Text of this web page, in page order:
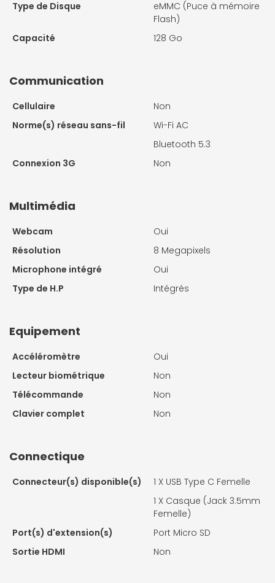
Type de Disque
eMMC (Puce à mémoire
Flash)
Capacité
128 Go
Communication
Cellulaire
Non
Norme(s) réseau sans-fil
Wi-Fi AC
Bluetooth 5.3
Connexion 3G
Non
Multimédia
Webcam
Oui
Résolution
8 Megapixels
Microphone intégré
Oui
Type de H.P
Intégrés
Equipement
Accéléromètre
Oui
Lecteur biométrique
Non
Télécommande
Non
Clavier complet
Non
Connectique
Connecteur(s) disponible(s) 1 X USB Type C Femelle
1 X Casque (Jack 3.5mm
Femelle)
Port(s) d'extension(s)
Port Micro SD
Sortie HDMI
Non